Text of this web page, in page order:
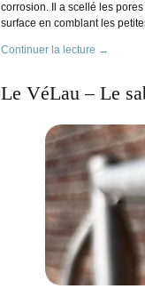
corrosion. Il a scellé les
surface en comblant les
Continuer la lecture →
Le VéLau – Le